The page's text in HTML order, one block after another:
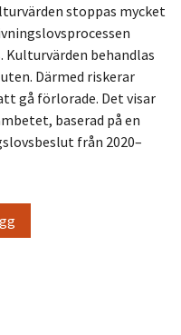
stoppas mycket
behandlas
Därmed riskerar
gå förlorade. Det visar
baserad på en
från 2020–